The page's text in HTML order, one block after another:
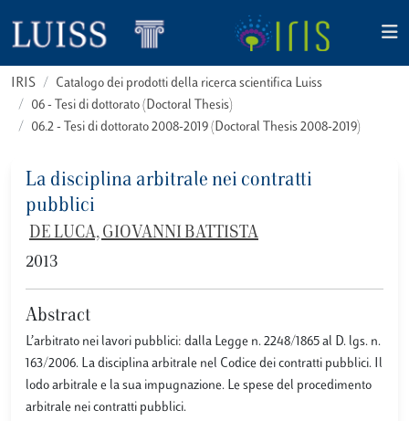
IRIS
Catalogo dei prodotti della ricerca scientifica Luiss
06 - Tesi di dottorato (Doctoral Thesis)
06.2 - Tesi di dottorato 2008-2019 (Doctoral Thesis 2008-2019)
La disciplina arbitrale nei contratti
pubblici
DE LUCA, GIOVANNI BATTISTA
2013
Abstract
L’arbitrato nei lavori pubblici: dalla Legge n. 2248/1865 al D. lgs. n.
163/2006. La disciplina arbitrale nel Codice dei contratti pubblici. Il
lodo arbitrale e la sua impugnazione. Le spese del procedimento
arbitrale nei contratti pubblici.